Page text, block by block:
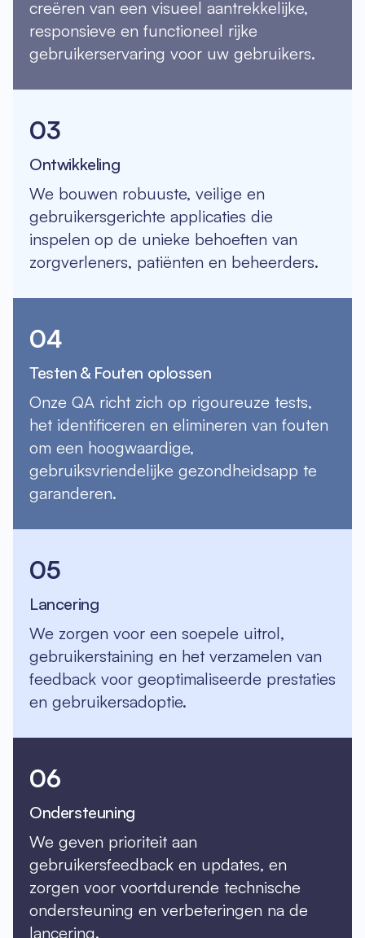
creëren van een visueel aantrekkelijke,
responsieve en functioneel rijke
gebruikerservaring voor uw gebruikers.
03
Ontwikkeling
We bouwen robuuste, veilige en
gebruikersgerichte applicaties die
inspelen op de unieke behoeften van
zorgverleners, patiënten en beheerders.
04
Testen & Fouten oplossen
Onze QA richt zich op rigoureuze tests,
het identificeren en elimineren van fouten
om een hoogwaardige,
gebruiksvriendelijke gezondheidsapp te
garanderen.
05
Lancering
We zorgen voor een soepele uitrol,
gebruikerstaining en het verzamelen van
feedback voor geoptimaliseerde prestaties
en gebruikersadoptie.
06
Ondersteuning
We geven prioriteit aan
gebruikersfeedback en updates, en
zorgen voor voortdurende technische
ondersteuning en verbeteringen na de
lancering.